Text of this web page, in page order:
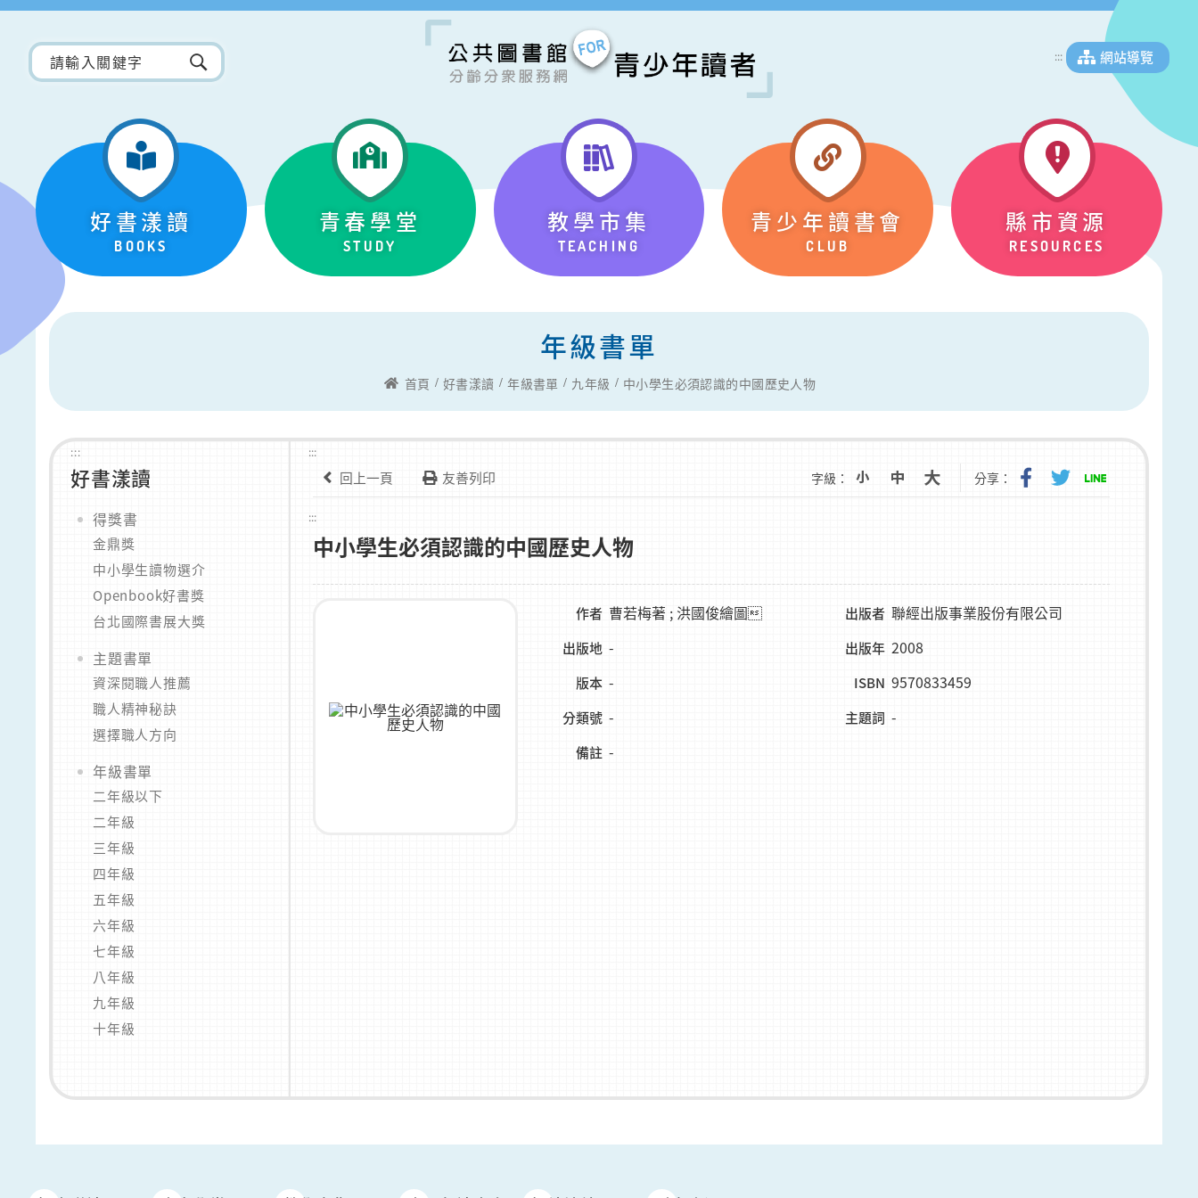
::: 網站導覽
好書漾讀
BOOKS
青春學堂
STUDY
教學市集
TEACHING
青少年讀書會
CLUB
縣市資源
RESOURCES
年級書單
首頁 好書漾讀 年級書單 九年級 中小學生必須認識的中國歷史人物
:::
好書漾讀
得獎書
金鼎獎
中小學生讀物選介
Openbook好書獎
台北國際書展大獎
主題書單
資深閱職人推薦
職人精神秘訣
選擇職人方向
年級書單
二年級以下
二年級
三年級
四年級
五年級
六年級
七年級
八年級
九年級
十年級
:::
回上一頁 友善列印 字級： 分享：
:::
中小學生必須認識的中國歷史人物
作者 曹若梅著 ; 洪國俊繪圖 出版者 聯經出版事業股份有限公司
出版地 - 出版年 2008
版本 - ISBN 9570833459
分類號 - 主題詞 -
備註 -